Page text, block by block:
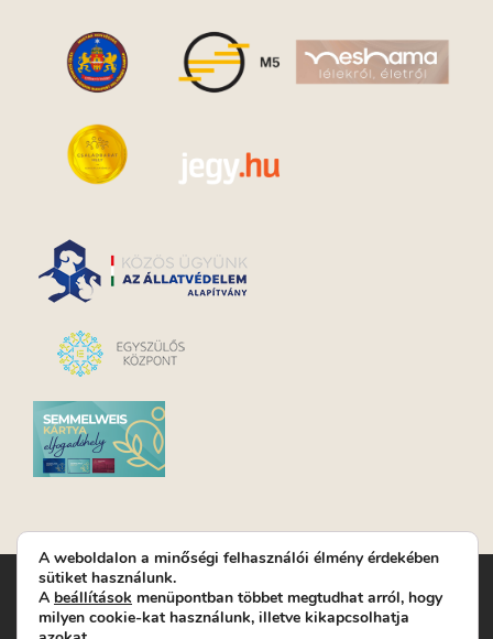
Turay Ida Színház Közhasznú Nonprofit Kft. | Működési
helyszín: Turay Ida Színház 1089 Budapest, Kálvária tér 6. |
Levelezési cím: 1089 Budapest, Kálvária tér 14. | Titkárság:
A weboldalon a minőségi felhasználói élmény érdekében
sütiket használunk.
A beállítások menüpontban többet megtudhat arról, hogy
milyen cookie-kat használunk, illetve kikapcsolhatja